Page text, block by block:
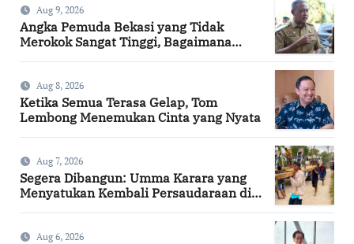
Aug 9, 2026
Angka Pemuda Bekasi yang Tidak
Merokok Sangat Tinggi, Bagaimana
Aug 8, 2026
Ketika Semua Terasa Gelap, Tom
Lembong Menemukan Cinta yang Nyata
Aug 7, 2026
Segera Dibangun: Umma Karara yang
Menyatukan Kembali Persaudaraan di
Aug 6, 2026